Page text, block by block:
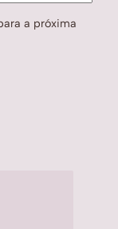
a próxima